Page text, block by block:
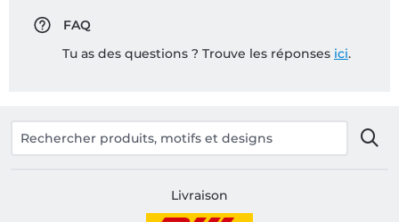
FAQ
Tu as des questions ? Trouve les réponses ici.
Livraison